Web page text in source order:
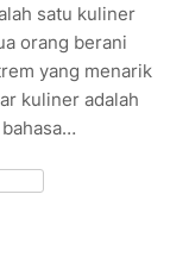
satu kuliner
orang berani
yang menarik
kuliner adalah